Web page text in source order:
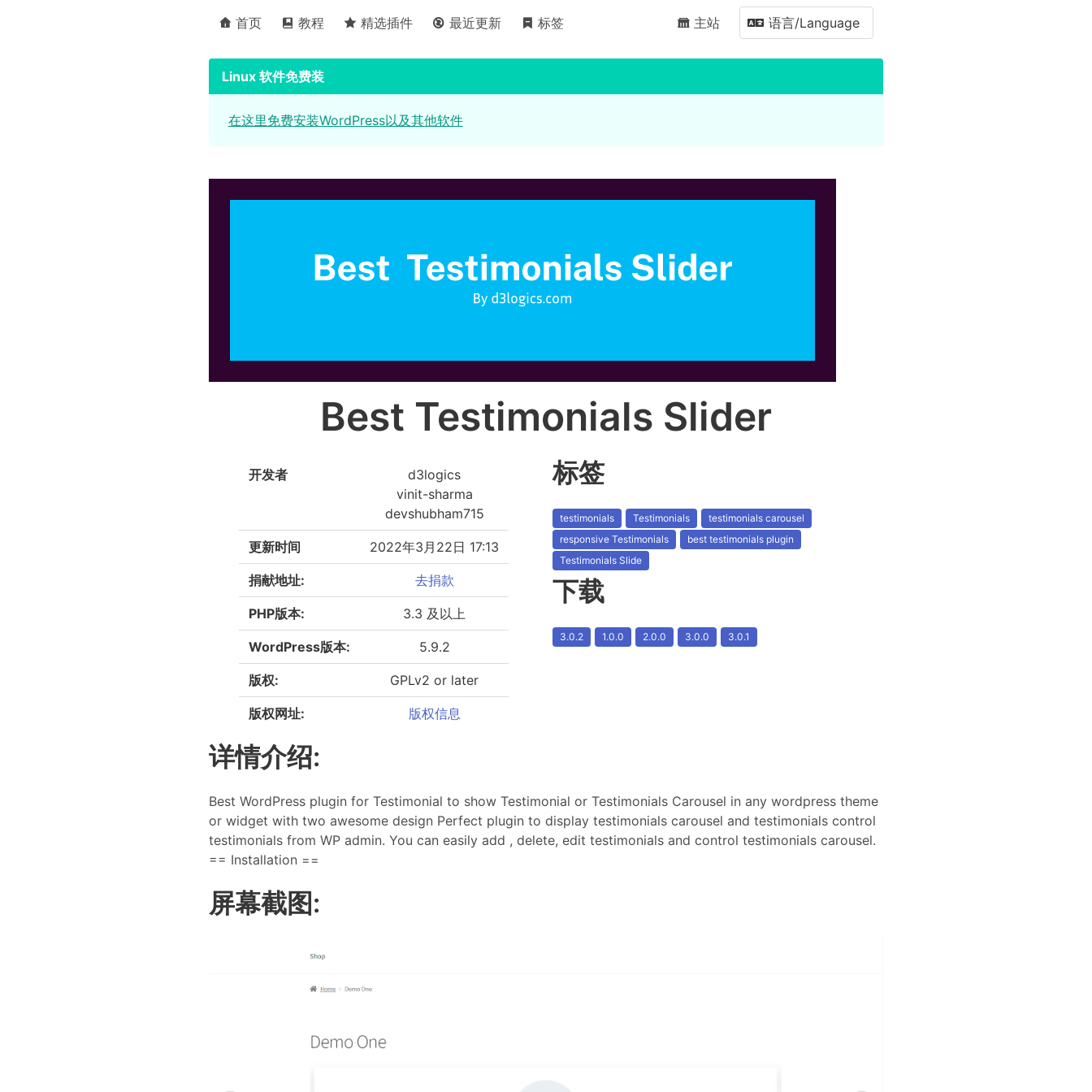
首页 教程 精选插件 最近更新 标签 主站 语言/Language
Linux 软件免费装
在这里免费安装WordPress以及其他软件
Best Testimonials Slider
开发者
d3logics
vinit-sharma
devshubham715
更新时间 2022年3月22日 17:13
捐献地址: 去捐款
PHP版本: 3.3 及以上
WordPress版本: 5.9.2
版权: GPLv2 or later
版权网址: 版权信息
标签
testimonials Testimonials
testimonials carousel
responsive Testimonials
best testimonials plugin
Testimonials Slide
下载
3.0.2 1.0.0 2.0.0 3.0.0 3.0.1
详情介绍:
Best WordPress plugin for Testimonial to show Testimonial or Testimonials Carousel in any wordpress theme
or widget with two awesome design Perfect plugin to display testimonials carousel and testimonials control
testimonials from WP admin. You can easily add , delete, edit testimonials and control testimonials carousel.
== Installation ==
屏幕截图: